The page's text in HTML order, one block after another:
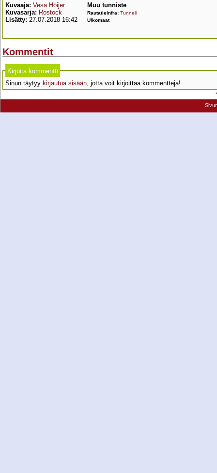
Kuvaaja: Vesa Höijer
Kuvasarja: Rostock
Lisätty: 27.07.2018 16:42
Muu tunniste
Rautatieinfra: Tunneli
Ulkomaat
Kommentit
Kirjoita kommentti
Sinun täytyy kirjautua sisään, jotta voit kirjoittaa kommentteja!